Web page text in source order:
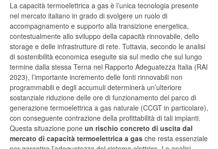
La capacità termoelettrica a gas è l’unica tecnologia presente
nel mercato italiano in grado di svolgere un ruolo di
accompagnamento e supporto alla transizione energetica,
contestualmente allo sviluppo della capacità rinnovabile, dello
storage e delle infrastrutture di rete. Tuttavia, secondo le analisi
di sostenibilità economica eseguite sia sul medio che sul lungo
termine dalla stessa Terna nel Rapporto Adeguatezza Italia (RAI
2023), l’importante incremento delle fonti rinnovabili non
programmabili e degli accumuli determinerà un’ulteriore
sostanziale riduzione delle ore di funzionamento del parco di
generazione termoelettrica a gas naturale (CCGT in particolare),
con conseguente contrazione della profittabilità di tali impianti.
Questa situazione pone un rischio concreto di uscita dal
mercato di capacità termoelettrica a gas che resta essenziale